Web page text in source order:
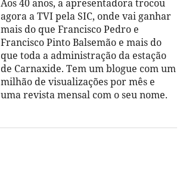
Aos 40 anos, a apresentadora trocou
agora a TVI pela SIC, onde vai ganhar
mais do que Francisco Pedro e
Francisco Pinto Balsemão e mais do
que toda a administração da estação
de Carnaxide. Tem um blogue com um
milhão de visualizações por mês e
uma revista mensal com o seu nome.